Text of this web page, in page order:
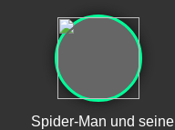
Spider-Man und seine